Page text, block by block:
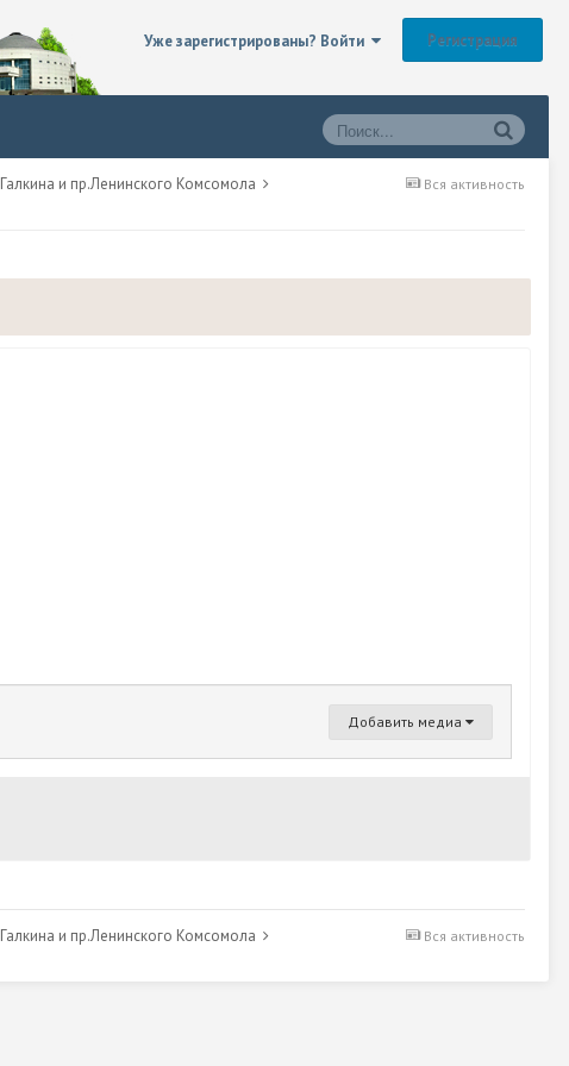
Уже зарегистрированы? Войти Регистрация
Вся активность
и пр.Ленинского Комсомола
Добавить медиа
Вся активность
и пр.Ленинского Комсомола